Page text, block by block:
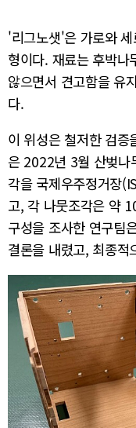
'리그노샛'은 가로와
형이다. 재료는 후박나
않으면서 견고함을 유
다.
이 위성은 철저한 검증
은 2022년 3월 산벚나
각을 국제우주정거장
고, 각 나뭇조각은 약
구성을 조사한 연구팀
결론을 내렸고, 최종적